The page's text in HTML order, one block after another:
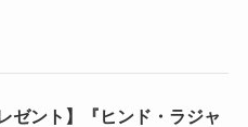
ゼント】『ヒンド・ラジャ